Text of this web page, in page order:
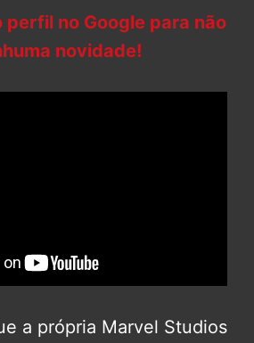
perfil no Google para não
novidade!
a própria Marvel Studios